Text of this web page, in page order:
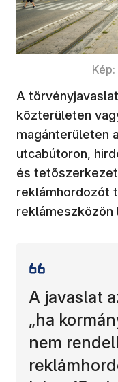
A
közterületen
magánterületen
utcabútoron,
és
reklámhordozót
reklámeszközön
A javaslat
„ha
nem